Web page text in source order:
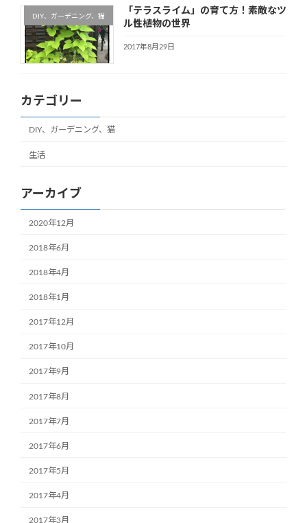
DIY、ガーデニング、猫
「テラスライム」の育て方！素敵なツ
ル性植物の世界
2017年8月29日
カテゴリー
DIY、ガーデニング、猫
生活
アーカイブ
2020年12月
2018年6月
2018年4月
2018年1月
2017年12月
2017年10月
2017年9月
2017年8月
2017年7月
2017年6月
2017年5月
2017年4月
2017年3月